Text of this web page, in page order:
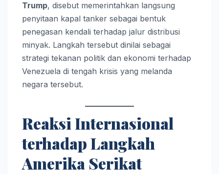
Trump, disebut memerintahkan langsung
penyitaan kapal tanker sebagai bentuk
penegasan kendali terhadap jalur distribusi
minyak. Langkah tersebut dinilai sebagai
strategi tekanan politik dan ekonomi terhadap
Venezuela di tengah krisis yang melanda
negara tersebut.
Reaksi Internasional
terhadap Langkah
Amerika Serikat